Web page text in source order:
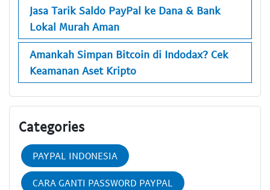
Jasa Tarik Saldo PayPal ke Dana & Bank
Lokal Murah Aman
Amankah Simpan Bitcoin di Indodax? Cek
Keamanan Aset Kripto
Categories
PAYPAL INDONESIA
CARA GANTI PASSWORD PAYPAL